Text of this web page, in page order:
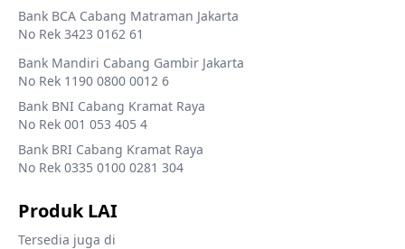
Bank BCA Cabang Matraman Jakarta
No Rek 3423 0162 61
Bank Mandiri Cabang Gambir Jakarta
No Rek 1190 0800 0012 6
Bank BNI Cabang Kramat Raya
No Rek 001 053 405 4
Bank BRI Cabang Kramat Raya
No Rek 0335 0100 0281 304
Produk LAI
Tersedia juga di